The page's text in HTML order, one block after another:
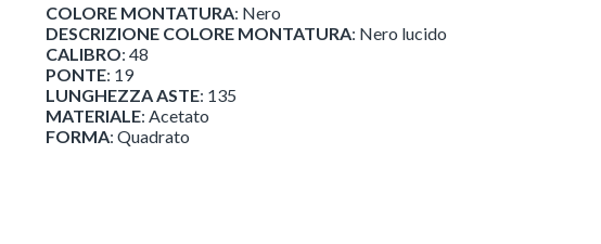
COLORE MONTATURA: Nero
DESCRIZIONE COLORE MONTATURA: Nero lucido
CALIBRO: 48
PONTE: 19
LUNGHEZZA ASTE: 135
MATERIALE: Acetato
FORMA: Quadrato